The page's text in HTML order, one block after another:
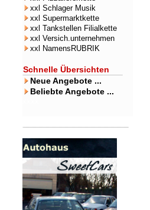
xxl Schlager Musik
xxl Supermarktkette
xxl Tankstellen Filialkette
xxl Versich.unternehmen
xxl NamensRUBRIK
Schnelle Übersichten
Neue Angebote ...
Beliebte Angebote ...